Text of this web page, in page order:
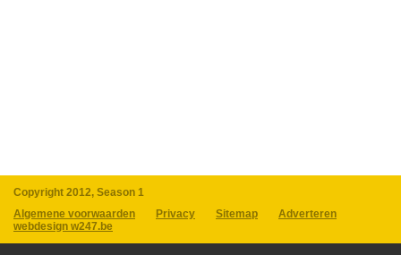
Copyright 2012, Season 1
Algemene voorwaarden
Privacy Sitemap
Adverteren
webdesign w247.be